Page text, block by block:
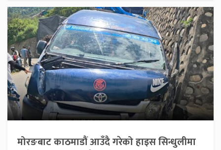
मोरङबाट काठमाडौं आउँदै गरेको हाइस सिन्धुलीमा